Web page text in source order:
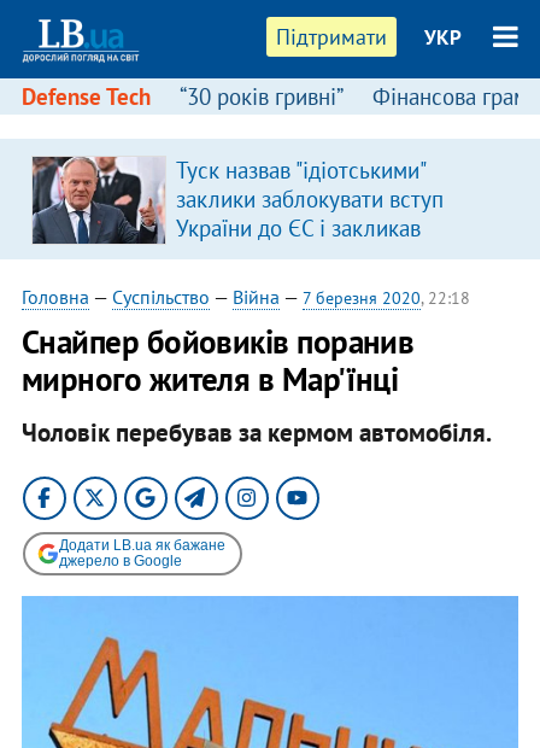
Підтримати УКР
Defense Tech “30 років гривні” Фінансова
Туск назвав "ідіотськими"
заклики заблокувати вступ
України до ЄС і закликав
припинити антиукраїнську
риторику
Головна — Суспільство — Війна — 7 березня 2020, 22:18
Снайпер бойовиків поранив
мирного жителя в Мар'їнці
Чоловік перебував за кермом автомобіля.
Додати LB.ua як бажане
джерело в Google